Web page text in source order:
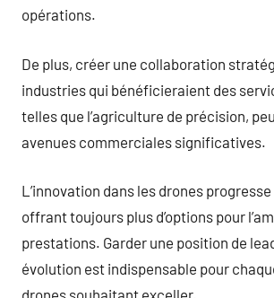
opérations.
De plus, créer une collaboration
industries qui bénéficieraient des
telles que l’agriculture de précision,
avenues commerciales significatives.
L’innovation dans les drones
offrant toujours plus d’options pour
prestations. Garder une position de
évolution est indispensable pour
drones souhaitant exceller.